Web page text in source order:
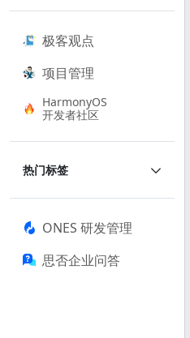
极客观点
项目管理
HarmonyOS
开发者社区
热门标签
ONES 研发管理
思否企业问答